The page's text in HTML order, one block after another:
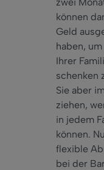
können
Geld
haben,
Ihrer
schenken
Sie aber
ziehen,
in jedem
können.
flexible
bei der